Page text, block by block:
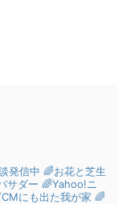
発信中 🌈お花と芝生
サダー 🌈Yahoo!ニ
にも出た我が家 🌈